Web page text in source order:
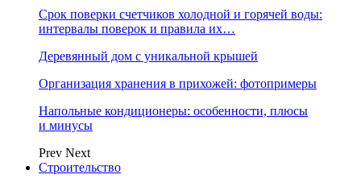
Срок поверки счетчиков холодной и горячей воды:
интервалы поверок и правила их…
Деревянный дом с уникальной крышей
Организация хранения в прихожей: фотопримеры
Напольные кондиционеры: особенности, плюсы
и минусы
Prev Next
Строительство